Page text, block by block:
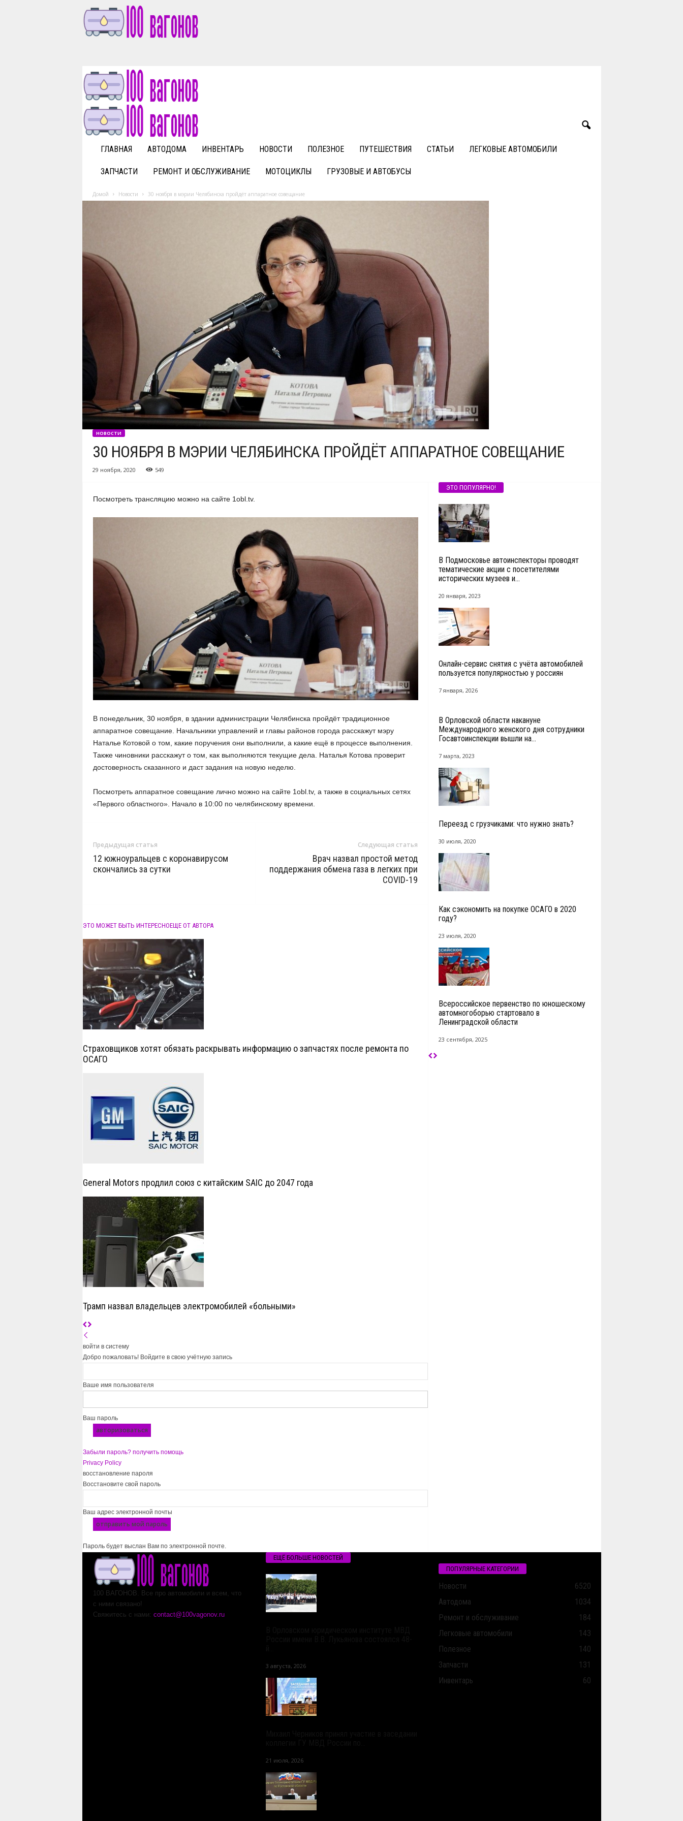
v
a
n
o
ГЛАВНАЯ АВТОДОМА ИНВЕНТАРЬ НОВОСТИ ПОЛЕЗНОЕ ПУТЕШЕСТВИЯ СТАТЬИ ЛЕГКОВЫЕ АВТОМОБИЛИ
ЗАПЧАСТИ РЕМОНТ И ОБСЛУЖИВАНИЕ МОТОЦИКЛЫ ГРУЗОВЫЕ И АВТОБУСЫ
Домой Новости 30 ноября в мэрии Челябинска пройдёт аппаратное совещание
НОВОСТИ
30 НОЯБРЯ В МЭРИИ ЧЕЛЯБИНСКА ПРОЙДЁТ АППАРАТНОЕ СОВЕЩАНИЕ
29 ноября, 2020 549
Посмотреть трансляцию можно на сайте 1obl.tv.
В понедельник, 30 ноября, в здании администрации Челябинска пройдёт традиционное
аппаратное совещание. Начальники управлений и главы районов города расскажут мэру
Наталье Котовой о том, какие поручения они выполнили, а какие ещё в процессе выполнения.
Также чиновники расскажут о том, как выполняются текущие дела. Наталья Котова проверит
достоверность сказанного и даст задания на новую неделю.
Посмотреть аппаратное совещание лично можно на сайте 1obl.tv, а также в социальных сетях
«Первого областного». Начало в 10:00 по челябинскому времени.
Предыдущая статья
12 южноуральцев с коронавирусом
скончались за сутки
Следующая статья
Врач назвал простой метод
поддержания обмена газа в легких при
COVID-19
ЭТО МОЖЕТ БЫТЬ ИНТЕРЕСНОЕЩЕ ОТ АВТОРА
Страховщиков хотят обязать раскрывать информацию о запчастях после ремонта по
ОСАГО
General Motors продлил союз с китайским SAIC до 2047 года
Трамп назвал владельцев электромобилей «больными»
войти в систему
Добро пожаловать! Войдите в свою учётную запись
Ваше имя пользователя
Ваш пароль
Забыли пароль? получить помощь
Privacy Policy
восстановление пароля
Восстановите свой пароль
Ваш адрес электронной почты
Пароль будет выслан Вам по электронной почте.
ЭТО ПОПУЛЯРНО!
В Подмосковье автоинспекторы проводят
тематические акции с посетителями
исторических музеев и...
20 января, 2023
Онлайн-сервис снятия с учёта автомобилей
пользуется популярностью у россиян
7 января, 2026
В Орловской области накануне
Международного женского дня сотрудники
Госавтоинспекции вышли на...
7 марта, 2023
Переезд с грузчиками: что нужно знать?
30 июля, 2020
Как сэкономить на покупке ОСАГО в 2020
году?
23 июля, 2020
Всероссийское первенство по юношескому
автомногоборью стартовало в
Ленинградской области
23 сентября, 2025
100 ВАГОНОВ. Все про автомобили и всем, что
с ними связано!
Свяжитесь с нами: contact@100vagonov.ru
ЕЩЁ БОЛЬШЕ НОВОСТЕЙ
3 августа, 2026
21 июля, 2026
ПОПУЛЯРНЫЕ КАТЕГОРИИ
Новости
6520
Автодома
1034
Ремонт и обслуживание
184
Легковые автомобили
143
Полезное
140
Запчасти
131
Инвентарь
60